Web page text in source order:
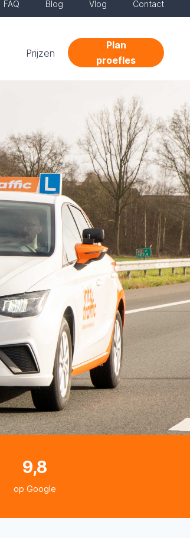
FAQ Blog Vlog Contact
Prijzen
Plan
proefles
9,8
op Google